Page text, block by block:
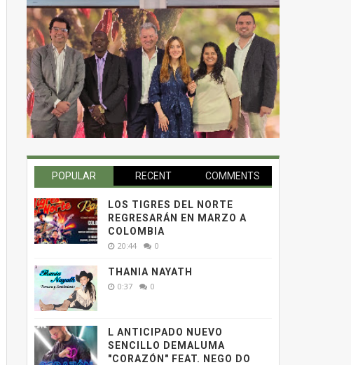
POPULAR RECENT COMMENTS
LOS TIGRES DEL NORTE
REGRESARÁN EN MARZO A
COLOMBIA
20:44 0
THANIA NAYATH
0:37 0
L ANTICIPADO NUEVO
SENCILLO DEMALUMA
"CORAZÓN" FEAT. NEGO DO